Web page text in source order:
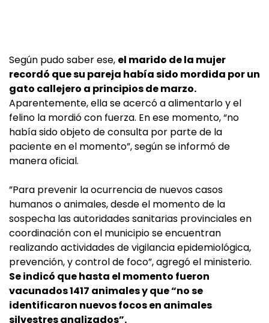
Según pudo saber ese, el marido de la mujer
recordó que su pareja había sido mordida por un
gato callejero a principios de marzo.
Aparentemente, ella se acercó a alimentarlo y el
felino la mordió con fuerza. En ese momento, “no
había sido objeto de consulta por parte de la
paciente en el momento”, según se informó de
manera oficial.
”Para prevenir la ocurrencia de nuevos casos
humanos o animales, desde el momento de la
sospecha las autoridades sanitarias provinciales en
coordinación con el municipio se encuentran
realizando actividades de vigilancia epidemiológica,
prevención, y control de foco”, agregó el ministerio.
Se indicó que hasta el momento fueron
vacunados 1417 animales y que “no se
identificaron nuevos focos en animales
silvestres analizados”.